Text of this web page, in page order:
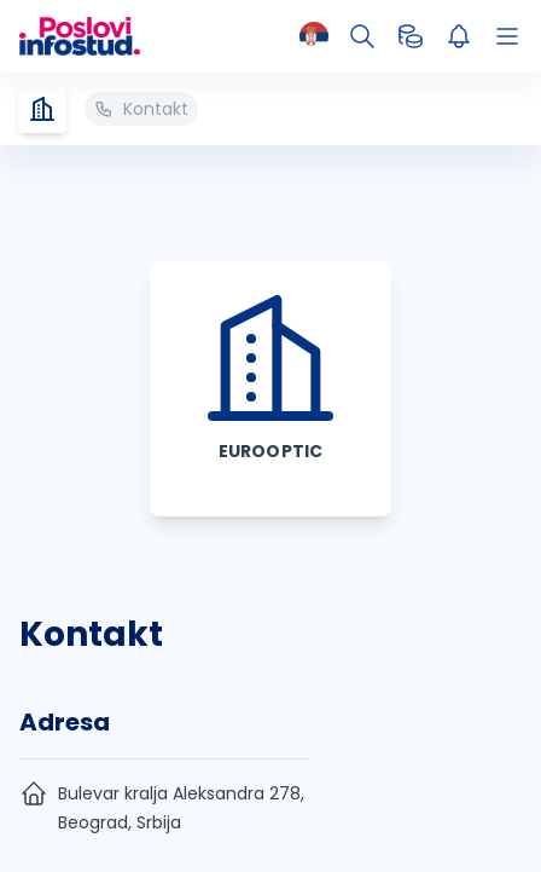
Kontakt
EUROOPTIC
Kontakt
Adresa
Bulevar kralja Aleksandra 278,
Beograd, Srbija